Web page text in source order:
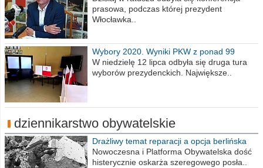
prasowa, podczas której prezydent
Włocławka..
Wybory 2020. Wyniki PKW z ponad 99
procent obwodów
W niedzielę 12 lipca odbyła się druga tura
wyborów prezydenckich. Największe..
dziennikarstwo obywatelskie
Drażliwy temat reparacji a opcja berlińska
Nowoczesna i Platforma Obywatelska dość
histerycznie oskarża szeregowego posła..